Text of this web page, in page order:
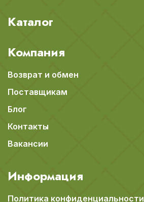
Каталог
Компания
Возврат и обмен
Поставщикам
Блог
Контакты
Вакансии
Информация
Политика конфиденциальности